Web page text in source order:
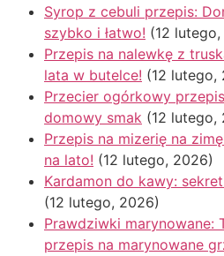
Syrop z cebuli przepis:
szybko i łatwo! (12
Przepis na nalewkę z
lata w butelce! (12 lutego,
Przecier ogórkowy
domowy smak (12 lutego,
Przepis na mizerię na
na lato! (12 lutego, 2026)
Kardamon do kawy:
(12 lutego, 2026)
Prawdziwki marynowane:
przepis na marynowane